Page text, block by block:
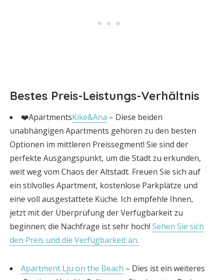
Bestes Preis-Leistungs-Verhältnis
❤️ApartmentsKike&Ana – Diese beiden
unabhängigen Apartments gehören zu den besten
Optionen im mittleren Preissegment! Sie sind der
perfekte Ausgangspunkt, um die Stadt zu erkunden,
weit weg vom Chaos der Altstadt. Freuen Sie sich auf
ein stilvolles Apartment, kostenlose Parkplätze und
eine voll ausgestattete Küche. Ich empfehle Ihnen,
jetzt mit der Überprüfung der Verfügbarkeit zu
beginnen; die Nachfrage ist sehr hoch! Sehen Sie sich
den Preis und die Verfügbarkeit an.
Apartment Lju on the Beach – Dies ist ein weiteres